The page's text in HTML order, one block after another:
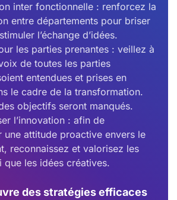
inter fonctionnelle : renforcez la
entre départements pour briser
l’échange d’idées.
les parties prenantes : veillez à
de toutes les parties
entendues et prises en
le cadre de la transformation.
objectifs seront manqués.
l’innovation : afin de
une attitude proactive envers le
reconnaissez et valorisez les
que les idées créatives.
des stratégies efficaces